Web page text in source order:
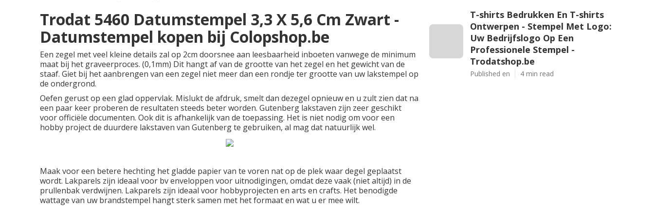
Trodat 5460 Datumstempel 3,3 X 5,6 Cm Zwart -
Datumstempel kopen bij Colopshop.be
Een zegel met veel kleine details zal op 2cm doorsnee aan leesbaarheid inboeten vanwege de minimum
maat bij het graveerproces. (0,1mm) Dit hangt af van de grootte van het zegel en het gewicht van de
staaf. Giet bij het aanbrengen van een zegel niet meer dan een rondje ter grootte van uw lakstempel op
de ondergrond.
Oefen gerust op een glad oppervlak. Mislukt de afdruk, smelt dan dezegel opnieuw en u zult zien dat na
een paar keer proberen de resultaten steeds beter worden. Gutenberg lakstaven zijn zeer geschikt
voor officiële documenten. Ook dit is afhankelijk van de toepassing. Het is niet nodig om voor een
hobby project de duurdere lakstaven van Gutenberg te gebruiken, al mag dat natuurlijk wel.
Maak voor een betere hechting het gladde papier van te voren nat op de plek waar degel geplaatst
wordt. Lakparels zijn ideaal voor bv enveloppen voor uitnodigingen, omdat deze vaak (niet altijd) in de
prullenbak verdwijnen. Lakparels zijn ideaal voor hobbyprojecten en arts en crafts. Het benodigde
wattage van uw brandstempel hangt sterk samen met het formaat en wat u er mee wilt.
T-shirts Bedrukken En T-shirts
Ontwerpen - Stempel Met Logo:
Uw Bedrijfslogo Op Een
Professionele Stempel -
Trodatshop.be
Published en 4 min read